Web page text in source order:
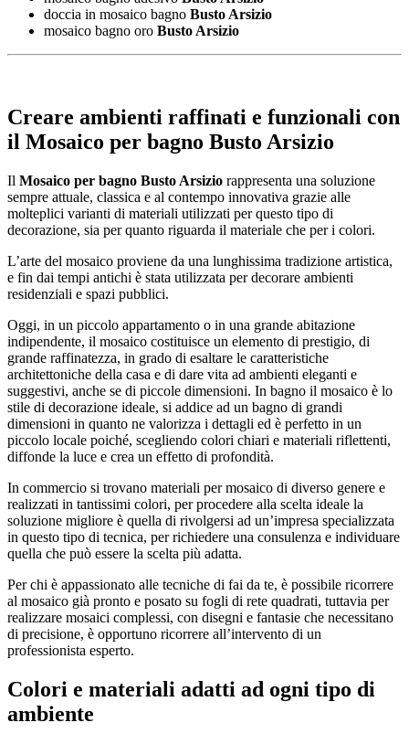
doccia in mosaico bagno Busto Arsizio
mosaico bagno oro Busto Arsizio
Creare ambienti raffinati e funzionali con
il Mosaico per bagno Busto Arsizio
Il Mosaico per bagno Busto Arsizio rappresenta una soluzione
sempre attuale, classica e al contempo innovativa grazie alle
molteplici varianti di materiali utilizzati per questo tipo di
decorazione, sia per quanto riguarda il materiale che per i colori.
L’arte del mosaico proviene da una lunghissima tradizione artistica,
e fin dai tempi antichi è stata utilizzata per decorare ambienti
residenziali e spazi pubblici.
Oggi, in un piccolo appartamento o in una grande abitazione
indipendente, il mosaico costituisce un elemento di prestigio, di
grande raffinatezza, in grado di esaltare le caratteristiche
architettoniche della casa e di dare vita ad ambienti eleganti e
suggestivi, anche se di piccole dimensioni. In bagno il mosaico è lo
stile di decorazione ideale, si addice ad un bagno di grandi
dimensioni in quanto ne valorizza i dettagli ed è perfetto in un
piccolo locale poiché, scegliendo colori chiari e materiali riflettenti,
diffonde la luce e crea un effetto di profondità.
In commercio si trovano materiali per mosaico di diverso genere e
realizzati in tantissimi colori, per procedere alla scelta ideale la
soluzione migliore è quella di rivolgersi ad un’impresa specializzata
in questo tipo di tecnica, per richiedere una consulenza e individuare
quella che può essere la scelta più adatta.
Per chi è appassionato alle tecniche di fai da te, è possibile ricorrere
al mosaico già pronto e posato su fogli di rete quadrati, tuttavia per
realizzare mosaici complessi, con disegni e fantasie che necessitano
di precisione, è opportuno ricorrere all’intervento di un
professionista esperto.
Colori e materiali adatti ad ogni tipo di
ambiente